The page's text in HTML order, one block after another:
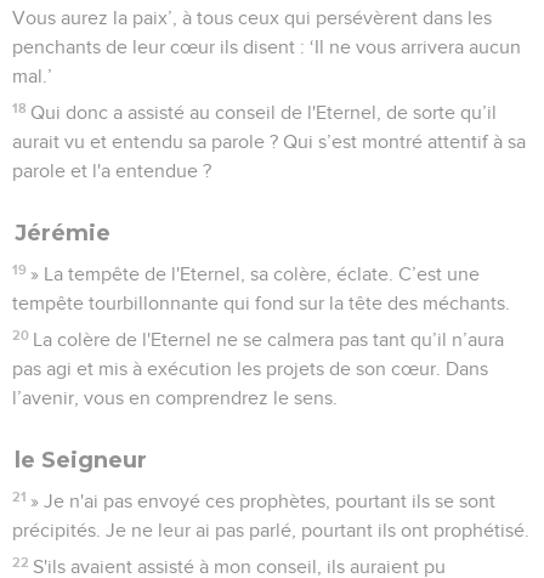
Vous aurez la paix’, à tous ceux qui persévèrent dans les
penchants de leur cœur ils disent : ‘Il ne vous arrivera aucun
mal.’
18 Qui donc a assisté au conseil de l'Eternel, de sorte qu’il
aurait vu et entendu sa parole ? Qui s’est montré attentif à sa
parole et l'a entendue ?
Jérémie
19 » La tempête de l'Eternel, sa colère, éclate. C’est une
tempête tourbillonnante qui fond sur la tête des méchants.
20 La colère de l'Eternel ne se calmera pas tant qu’il n’aura
pas agi et mis à exécution les projets de son cœur. Dans
l’avenir, vous en comprendrez le sens.
le Seigneur
21 » Je n'ai pas envoyé ces prophètes, pourtant ils se sont
précipités. Je ne leur ai pas parlé, pourtant ils ont prophétisé.
22 S'ils avaient assisté à mon conseil, ils auraient pu